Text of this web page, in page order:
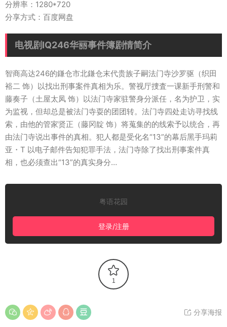
分辨率：1280*720
分享方式：百度网盘
电视剧IQ246华丽事件簿剧情简介
智商高达246的鎌仓市北鎌仓末代贵族子嗣法门寺沙罗驱（织田
裕二 饰）以找出刑事案件真相为乐。警视厅捜査一课新手刑警和
藤奏子（土屋太凤 饰）以法门寺家驻警身分派任，名为护卫，实
为监视，但却总是被法门寺耍的团团转。法门寺四处走访寻找线
索，由他的管家贤正（藤冈靛 饰）将蒐集的的线索予以统合，再
由法门寺说出事件的真相。犯人都是受化名“13”的幕后黑手玛莉
亚・T 以电子邮件告知犯罪手法，法门寺除了找出刑事案件真
相，也必须查出“13”的真实身分…
粤语花园
登录/注册
1
分享海报